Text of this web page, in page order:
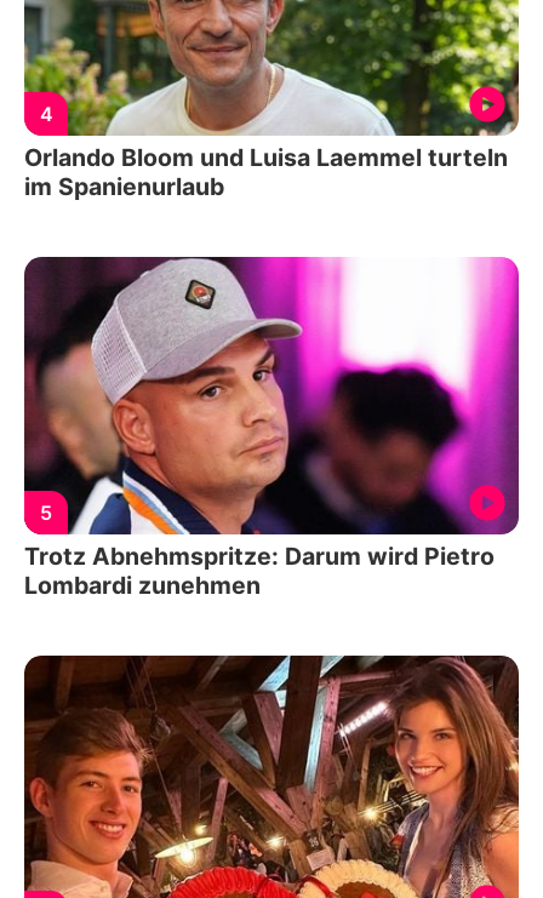
4
Orlando Bloom und Luisa Laemmel turteln
im Spanienurlaub
5
Trotz Abnehmspritze: Darum wird Pietro
Lombardi zunehmen